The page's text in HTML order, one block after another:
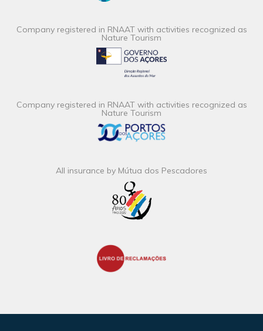
Company registered in RNAAT with activities recognized as
Nature Tourism
Company registered in RNAAT with activities recognized as
Nature Tourism
All insurance by Mútua dos Pescadores